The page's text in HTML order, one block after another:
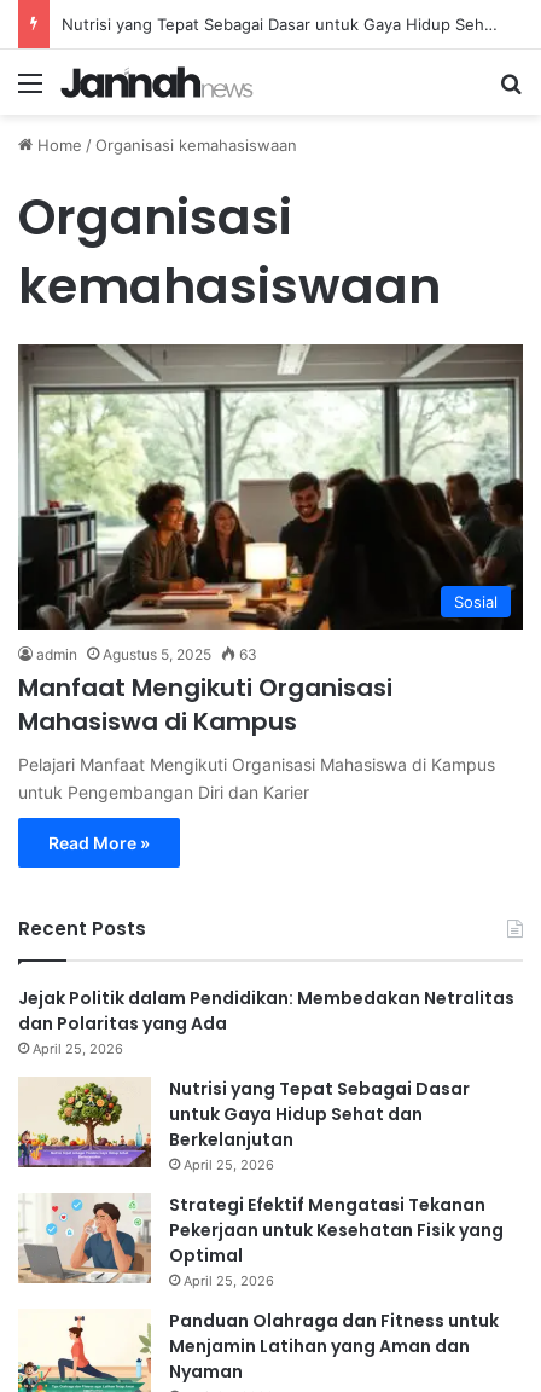
Nutrisi yang Tepat Sebagai Dasar untuk Gaya Hidup Sehat dan Berkelanjutan
Menu
Home /Organisasi kemahasiswaan
Organisasi
kemahasiswaan
Sosial
admin Agustus 5, 2025 63
Manfaat Mengikuti Organisasi
Mahasiswa di Kampus
Pelajari Manfaat Mengikuti Organisasi Mahasiswa di Kampus
untuk Pengembangan Diri dan Karier
Read More »
Recent Posts
Jejak Politik dalam Pendidikan: Membedakan Netralitas
dan Polaritas yang Ada
April 25, 2026
Nutrisi yang Tepat Sebagai Dasar
untuk Gaya Hidup Sehat dan
Berkelanjutan
April 25, 2026
Strategi Efektif Mengatasi Tekanan
Pekerjaan untuk Kesehatan Fisik yang
Optimal
April 25, 2026
Panduan Olahraga dan Fitness untuk
Menjamin Latihan yang Aman dan
Nyaman